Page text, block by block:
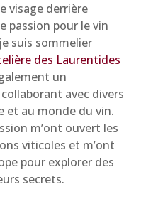
visage derrière
passion pour le vin
suis sommelier
des Laurentides
un
avec divers
et au monde du vin.
m’ont ouvert les
viticoles et m’ont
pour explorer des
secrets.